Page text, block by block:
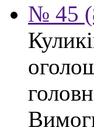
№ 45